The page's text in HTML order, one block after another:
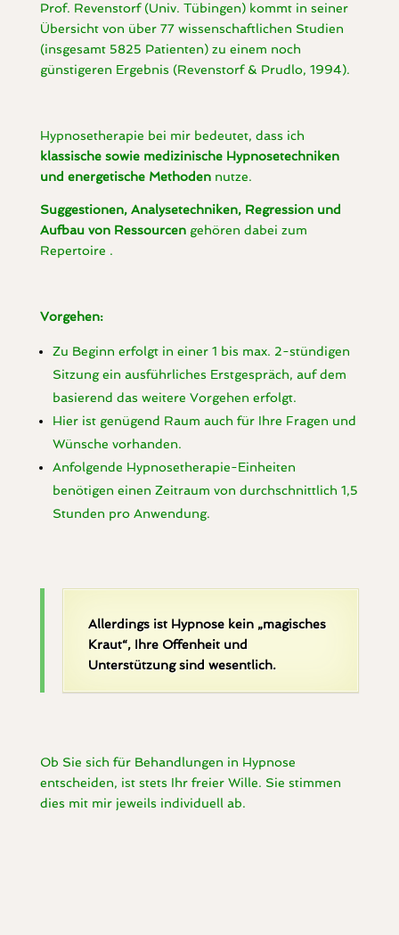
Prof. Revenstorf (Univ. Tübingen) kommt in seiner
Übersicht von über 77 wissenschaftlichen Studien
(insgesamt 5825 Patienten) zu einem noch
günstigeren Ergebnis (Revenstorf & Prudlo, 1994).
Hypnosetherapie bei mir bedeutet, dass ich
klassische sowie medizinische Hypnosetechniken
und energetische Methodennutze.
Suggestionen, Analysetechniken, Regression und
Aufbau von Ressourcengehören dabei zum
Repertoire .
Vorgehen:
Zu Beginn erfolgt in einer 1 bis max. 2-stündigen
Sitzung ein ausführliches Erstgespräch, auf dem
basierend das weitere Vorgehen erfolgt.
Hier ist genügend Raum auch für Ihre Fragen und
Wünsche vorhanden.
Anfolgende Hypnosetherapie-Einheiten
benötigen einen Zeitraum von durchschnittlich 1,5
Stunden pro Anwendung.
Allerdings ist Hypnose kein „magisches
Kraut“, Ihre Offenheit und
Unterstützung sind wesentlich.
Ob Sie sich für Behandlungen in Hypnose
entscheiden, ist stets Ihr freier Wille. Sie stimmen
dies mit mir jeweils individuell ab.